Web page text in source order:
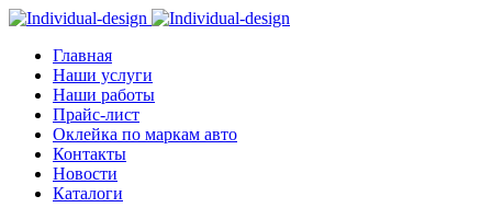
Главная
Наши услуги
Наши работы
Прайс-лист
Оклейка по маркам авто
Контакты
Новости
Каталоги